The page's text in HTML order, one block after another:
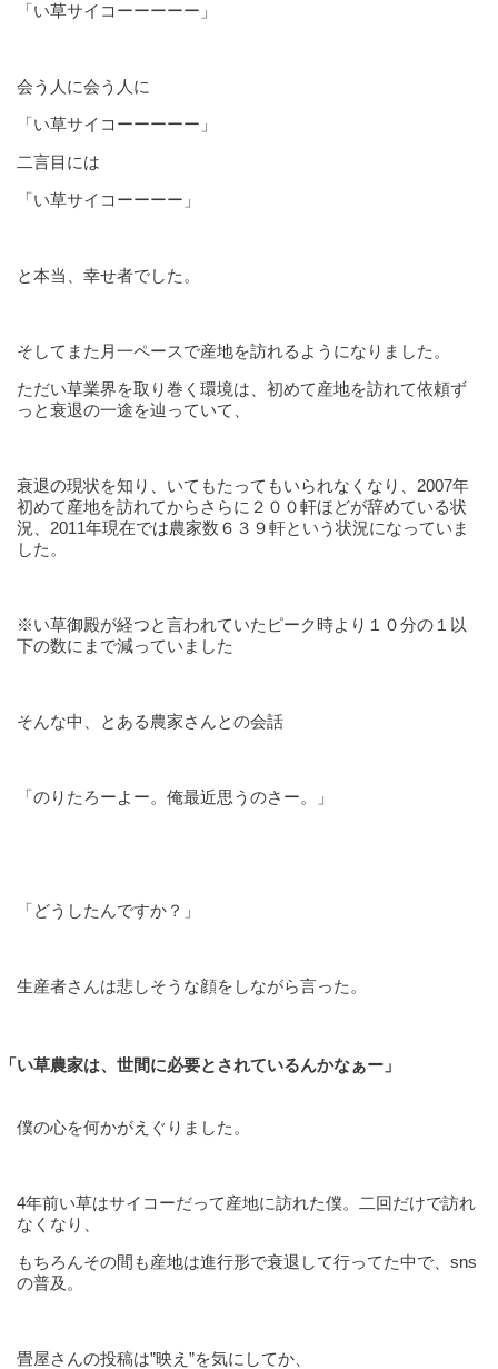
「い草サイコーーーーー」
会う人に会う人に
「い草サイコーーーーー」
二言目には
「い草サイコーーーー」
と本当、幸せ者でした。
そしてまた月一ペースで産地を訪れるようになりました。
ただい草業界を取り巻く環境は、初めて産地を訪れて依頼ず
っと衰退の一途を辿っていて、
衰退の現状を知り、いてもたってもいられなくなり、2007年
初めて産地を訪れてからさらに２００軒ほどが辞めている状
況、2011年現在では農家数６３９軒という状況になっていま
した。
※い草御殿が経つと言われていたピーク時より１０分の１以
下の数にまで減っていました
そんな中、とある農家さんとの会話
「のりたろーよー。俺最近思うのさー。」
「どうしたんですか？」
生産者さんは悲しそうな顔をしながら言った。
「い草農家は、世間に必要とされているんかなぁー」
僕の心を何かがえぐりました。
4年前い草はサイコーだって産地に訪れた僕。二回だけで訪れ
なくなり、
もちろんその間も産地は進行形で衰退して行ってた中で、sns
の普及。
畳屋さんの投稿は”映え”を気にしてか、